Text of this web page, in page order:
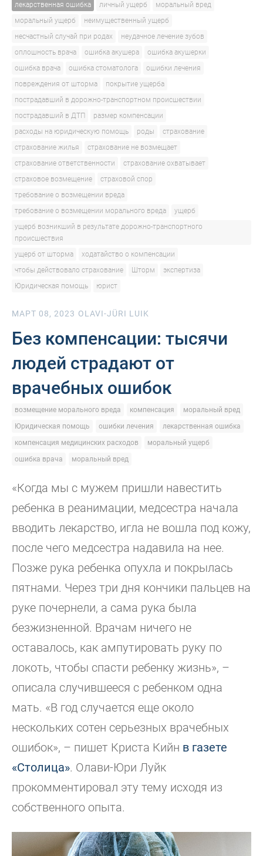
лекарственная ошибка
личный ущерб
моральный вред
моральный ущерб
неимущественный ущерб
несчастный случай при родах
неудачное лечение зубов
оплошность врача
ошибка акушера
ошибка акушерки
ошибка врача
ошибка стоматолога
ошибки лечения
повреждения от шторма
покрытие ущерба
пострадавший в дорожно-транспортном происшествии
пострадавший в ДТП
размер компенсации
расходы на юридическую помощь
роды
страхование
страхование жилья
страхование не возмещает
страхование ответственности
страхование охватывает
страховое возмещение
страховой спор
требование о возмещении вреда
требование о возмещении морального вреда
ущерб
ущерб возникший в результате дорожно-транспортного
происшествия
ущерб от шторма
ходатайство о компенсации
чтобы действовало страхование
Шторм
экспертиза
Юридическая помощь
юрист
МАРТ 08, 2023 OLAVI-JÜRI LUIK
Без компенсации: тысячи
людей страдают от
врачебных ошибок
возмещение морального вреда компенсация
моральный вред
Юридическая помощь
ошибки лечения
лекарственная ошибка
компенсация медицинских расходов
моральный ущерб
ошибка врача
моральный вред
«Когда мы с мужем пришли навестить
ребенка в реанимации, медсестра начала
вводить лекарство, игла не вошла под кожу,
после чего медсестра надавила на нее.
Позже рука ребенка опухла и покрылась
пятнами. Через три дня кончики пальцев на
руке почернели, а сама рука была
безжизненной. Врачам ничего не
оставалось, как ампутировать руку по
локоть, чтобы спасти ребенку жизнь», –
описала случившееся с ребенком одна
мать. «В год случается еще около
нескольких сотен серьезных врачебных
ошибок», – пишет Криста Кийн в газете
«Столица». Олави-Юри Луйк
прокомментировал эту тему исходя из
собственного опыта.